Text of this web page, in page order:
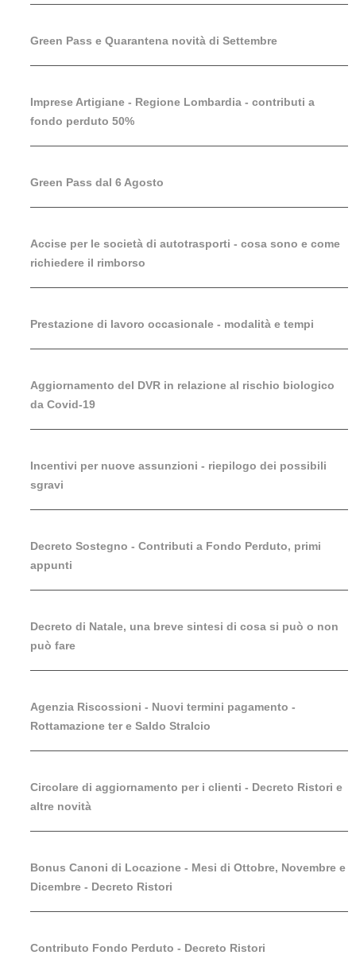
Green Pass e Quarantena novità di Settembre
Imprese Artigiane - Regione Lombardia - contributi a
fondo perduto 50%
Green Pass dal 6 Agosto
Accise per le società di autotrasporti - cosa sono e come
richiedere il rimborso
Prestazione di lavoro occasionale - modalità e tempi
Aggiornamento del DVR in relazione al rischio biologico
da Covid-19
Incentivi per nuove assunzioni - riepilogo dei possibili
sgravi
Decreto Sostegno - Contributi a Fondo Perduto, primi
appunti
Decreto di Natale, una breve sintesi di cosa si può o non
può fare
Agenzia Riscossioni - Nuovi termini pagamento -
Rottamazione ter e Saldo Stralcio
Circolare di aggiornamento per i clienti - Decreto Ristori e
altre novità
Bonus Canoni di Locazione - Mesi di Ottobre, Novembre e
Dicembre - Decreto Ristori
Contributo Fondo Perduto - Decreto Ristori